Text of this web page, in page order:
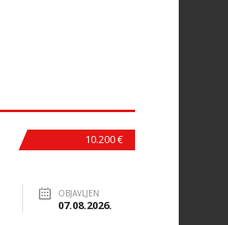
10.200 €
OBJAVLJEN
07.08.2026.